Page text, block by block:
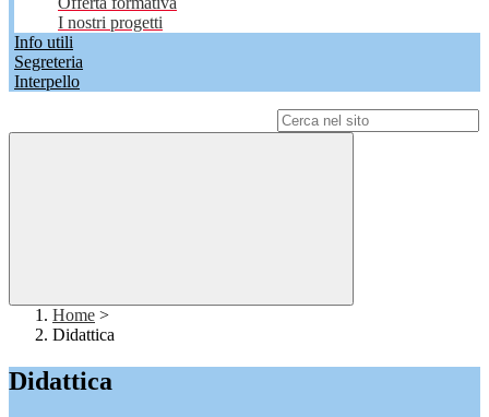
I nostri progetti
Info utili
Segreteria
Interpello
Home >
Didattica
Didattica